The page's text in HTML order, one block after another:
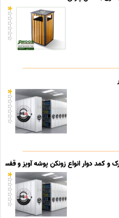
و کمد دوار انواع زونکن پوشه آویز و قفسه